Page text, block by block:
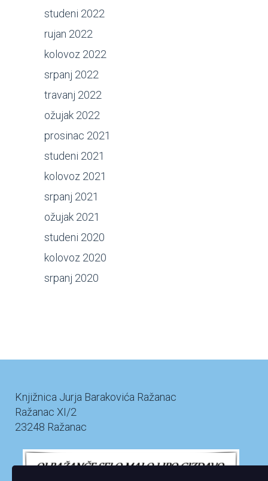
studeni 2022
rujan 2022
kolovoz 2022
srpanj 2022
travanj 2022
ožujak 2022
prosinac 2021
studeni 2021
kolovoz 2021
srpanj 2021
ožujak 2021
studeni 2020
kolovoz 2020
srpanj 2020
Knjižnica Jurja Barakovića Ražanac
Ražanac XI/2
23248 Ražanac